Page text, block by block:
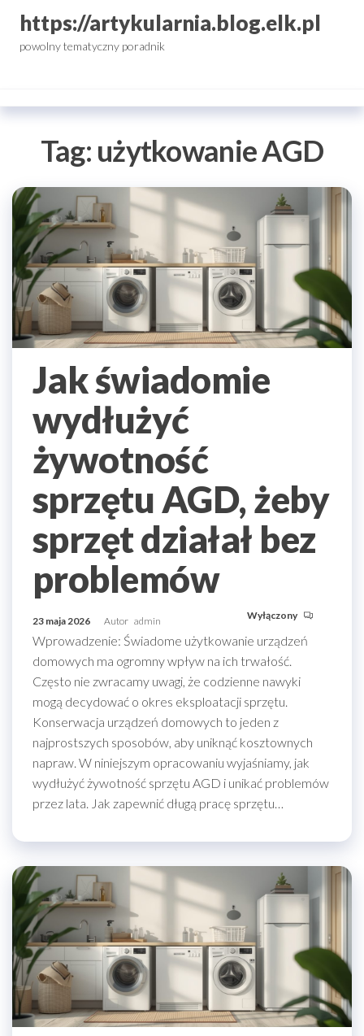
Przejdź
treści
https://artykularnia.blog.elk.pl
powolny tematyczny poradnik
Tag: użytkowanie AGD
Jak świadomie
wydłużyć
żywotność
sprzętu AGD, żeby
sprzęt działał bez
problemów
23 maja 2026 Autor admin Wyłączony
Wprowadzenie: Świadome użytkowanie urządzeń
domowych ma ogromny wpływ na ich trwałość.
Często nie zwracamy uwagi, że codzienne nawyki
mogą decydować o okres eksploatacji sprzętu.
Konserwacja urządzeń domowych to jeden z
najprostszych sposobów, aby uniknąć kosztownych
napraw. W niniejszym opracowaniu wyjaśniamy, jak
wydłużyć żywotność sprzętu AGD i unikać problemów
przez lata. Jak zapewnić długą pracę sprzętu…